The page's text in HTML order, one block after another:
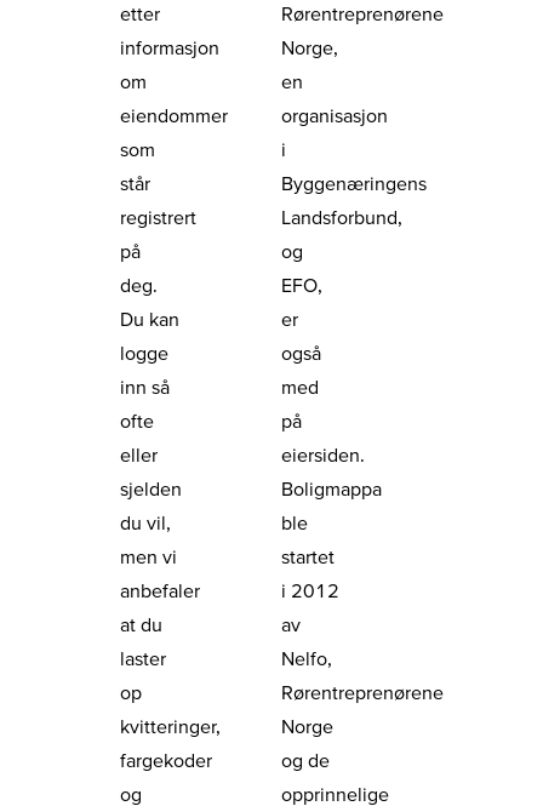
etter
informasjon
om
eiendommer
som
står
registrert
på
deg.
Du kan
logge
inn så
ofte
eller
sjelden
du vil,
men vi
anbefaler
at du
laster
op
kvitteringer,
fargekoder
og
Rørentreprenørene
Norge,
en
organisasjon
i
Byggenæringens
Landsforbund,
og
EFO,
er
også
med
på
eiersiden.
Boligmappa
ble
startet
i 2012
av
Nelfo,
Rørentreprenørene
Norge
og de
opprinnelige